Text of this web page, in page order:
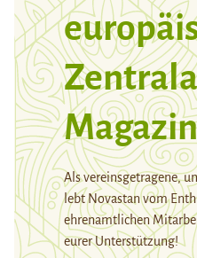
Magazin
Als vereinsgetragene,
lebt Novastan vom
ehrenamtlichen
eurer Unterstützung!